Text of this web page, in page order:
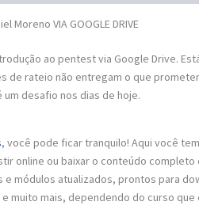
Moreno VIA GOOGLE DRIVE
ao pentest via Google Drive.
de rateio não entregam o que
desafio nos dias de hoje.
, você pode ficar tranquilo! Aqui você
online ou baixar o conteúdo completo
módulos atualizados, prontos para
muito mais, dependendo do curso que